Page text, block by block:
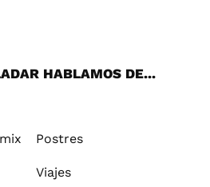
HABLAMOS DE...
Postres
Viajes